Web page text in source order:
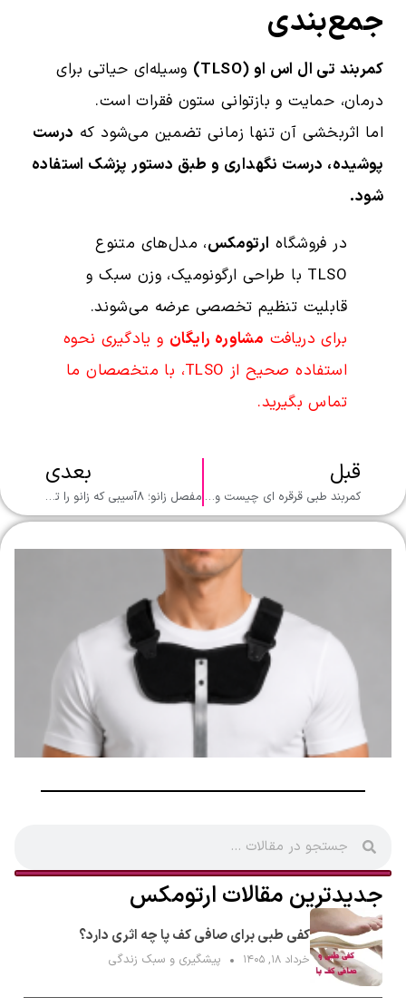
جمع‌بندی
کمربند تی‌ ال‌ اس‌ او (TLSO)
وسیله‌ای حیاتی برای
درمان، حمایت و بازتوانی ستون فقرات است.
اما اثربخشی آن تنها زمانی تضمین می‌شود که درست
پوشیده، درست نگهداری و طبق دستور پزشک استفاده
شود.
در فروشگاه ارتومکس، مدل‌های متنوع
TLSO با طراحی ارگونومیک، وزن سبک و
قابلیت تنظیم تخصصی عرضه می‌شوند.
برای دریافت مشاوره رایگان و یادگیری نحوه
استفاده صحیح از TLSO، با متخصصان ما
تماس بگیرید.
قبل
کمربند طبی قرقره ای چیست و چه مزایایی دارد؟
بعدی
مفصل زانو؛ ۸آسیبی که زانو را تهدید می‌کند!
جدیدترین مقالات ارتومکس
کفی طبی برای صافی کف پا چه اثری دارد؟
خرداد ۱۸, ۱۴۰۵ پیشگیری و سبک زندگی